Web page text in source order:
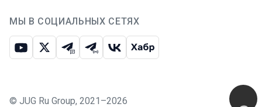
МЫ В СОЦИАЛЬНЫХ СЕТЯХ
ЮтубИкс Телеграм-чат
Телеграм-канал
ВКонтакте
Хабр
© JUG Ru Group, 2021–2026